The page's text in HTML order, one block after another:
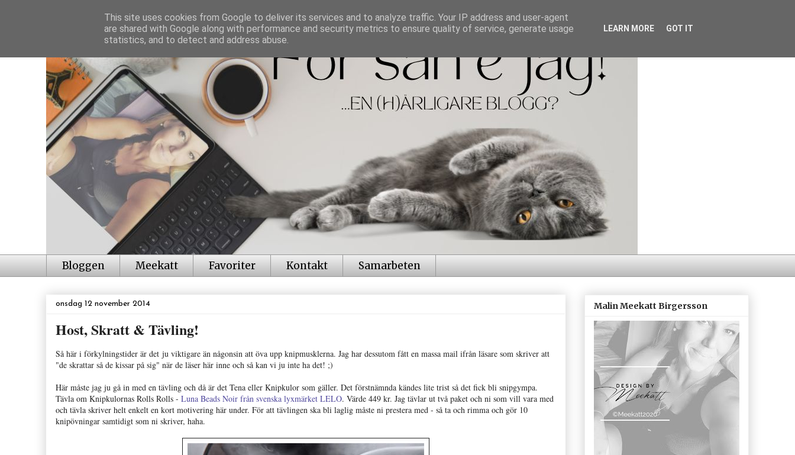
Bloggen Meekatt Favoriter Kontakt Samarbeten
onsdag 12 november 2014
Host, Skratt & Tävling!
Så här i förkylningstider är det ju viktigare än någonsin att öva upp knipmusklerna. Jag har dessutom fått en massa mail ifrån läsare som skriver att
"de skrattar så de kissar på sig" när de läser här inne och så kan vi ju inte ha det! ;)
Här måste jag ju gå in med en tävling och då är det Tena eller Knipkulor som gäller. Det förstnämnda kändes lite trist så det fick bli snipgympa.
Tävla om Knipkulornas Rolls Rolls - Luna Beads Noir från svenska lyxmärket LELO. Värde 449 kr. Jag tävlar ut två paket och ni som vill vara med
och tävla skriver helt enkelt en kort motivering här under. För att tävlingen ska bli laglig måste ni prestera med - så ta och rimma och gör 10
knipövningar samtidigt som ni skriver, haha.
Malin Meekatt Birgersson
This site uses cookies from Google to deliver its services and to analyze traffic. Your IP address and user-agent
are shared with Google along with performance and security metrics to ensure quality of service, generate usage
statistics, and to detect and address abuse.
LEARN MORE GOT IT